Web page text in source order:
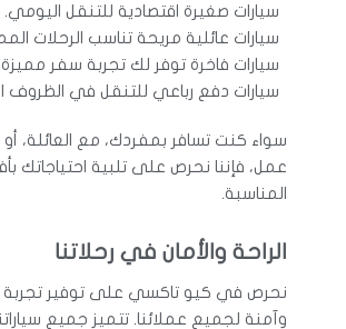
سيارات صغيرة اقتصادية للتنقل اليومي.
سيارات عائلية مريحة تناسب الرحلات
سيارات فاخرة توفر لك تجربة سفر مميزة.
سيارات دفع رباعي للتنقل في الظروف
سواء كنت تسافر بمفردك، مع العائلة،
عمل، فإننا نحرص على تلبية احتياجاتك
المناسبة.
الراحة والأمان في رحلاتنا
نحرص في كيو تاكسي على توفير
وآمنة لجميع عملائنا. تتميز جميع